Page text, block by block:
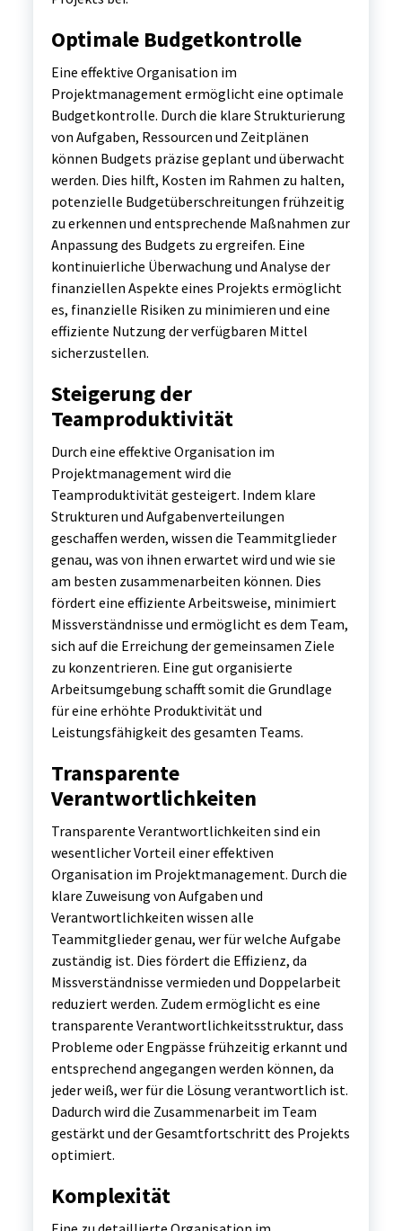
Optimale Budgetkontrolle
Eine effektive Organisation im
Projektmanagement ermöglicht eine optimale
Budgetkontrolle. Durch die klare Strukturierung
von Aufgaben, Ressourcen und Zeitplänen
können Budgets präzise geplant und überwacht
werden. Dies hilft, Kosten im Rahmen zu halten,
potenzielle Budgetüberschreitungen frühzeitig
zu erkennen und entsprechende Maßnahmen zur
Anpassung des Budgets zu ergreifen. Eine
kontinuierliche Überwachung und Analyse der
finanziellen Aspekte eines Projekts ermöglicht
es, finanzielle Risiken zu minimieren und eine
effiziente Nutzung der verfügbaren Mittel
sicherzustellen.
Steigerung der
Teamproduktivität
Durch eine effektive Organisation im
Projektmanagement wird die
Teamproduktivität gesteigert. Indem klare
Strukturen und Aufgabenverteilungen
geschaffen werden, wissen die Teammitglieder
genau, was von ihnen erwartet wird und wie sie
am besten zusammenarbeiten können. Dies
fördert eine effiziente Arbeitsweise, minimiert
Missverständnisse und ermöglicht es dem Team,
sich auf die Erreichung der gemeinsamen Ziele
zu konzentrieren. Eine gut organisierte
Arbeitsumgebung schafft somit die Grundlage
für eine erhöhte Produktivität und
Leistungsfähigkeit des gesamten Teams.
Transparente
Verantwortlichkeiten
Transparente Verantwortlichkeiten sind ein
wesentlicher Vorteil einer effektiven
Organisation im Projektmanagement. Durch die
klare Zuweisung von Aufgaben und
Verantwortlichkeiten wissen alle
Teammitglieder genau, wer für welche Aufgabe
zuständig ist. Dies fördert die Effizienz, da
Missverständnisse vermieden und Doppelarbeit
reduziert werden. Zudem ermöglicht es eine
transparente Verantwortlichkeitsstruktur, dass
Probleme oder Engpässe frühzeitig erkannt und
entsprechend angegangen werden können, da
jeder weiß, wer für die Lösung verantwortlich ist.
Dadurch wird die Zusammenarbeit im Team
gestärkt und der Gesamtfortschritt des Projekts
optimiert.
Komplexität